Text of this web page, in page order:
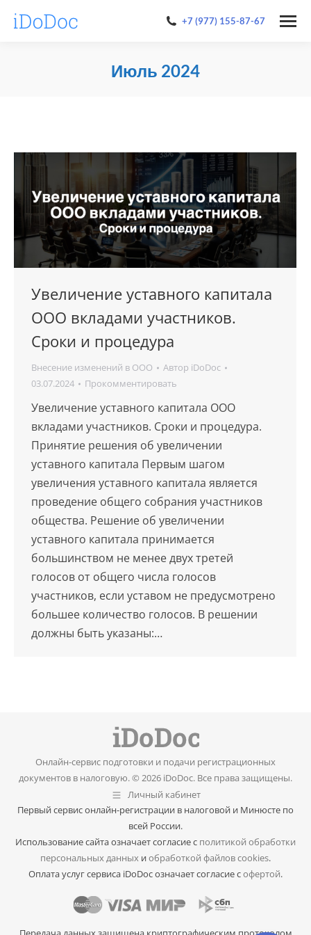
+7 (977) 155-87-67
Июль 2024
Увеличение уставного капитала
ООО вкладами участников.
Сроки и процедура
Внесение изменений в ООО Автор iDoDoc
03.07.2024
Прокомментировать
Увеличение уставного капитала ООО
вкладами участников. Сроки и процедура.
Принятие решения об увеличении
уставного капитала Первым шагом
увеличения уставного капитала является
проведение общего собрания участников
общества. Решение об увеличении
уставного капитала принимается
большинством не менее двух третей
голосов от общего числа голосов
участников, если уставом не предусмотрено
большее количество голосов. В решении
должны быть указаны:…
Онлайн-сервис подготовки и подачи регистрационных
документов в налоговую. © 2026 iDoDoc. Все права защищены.
Личный кабинет
Первый сервис онлайн-регистрации в налоговой и Минюсте по
всей России.
Использование сайта означает согласие с политикой обработки
персональных данных иобработкой файлов cookies.
Оплата услуг сервиса iDoDoc означает согласие софертой.